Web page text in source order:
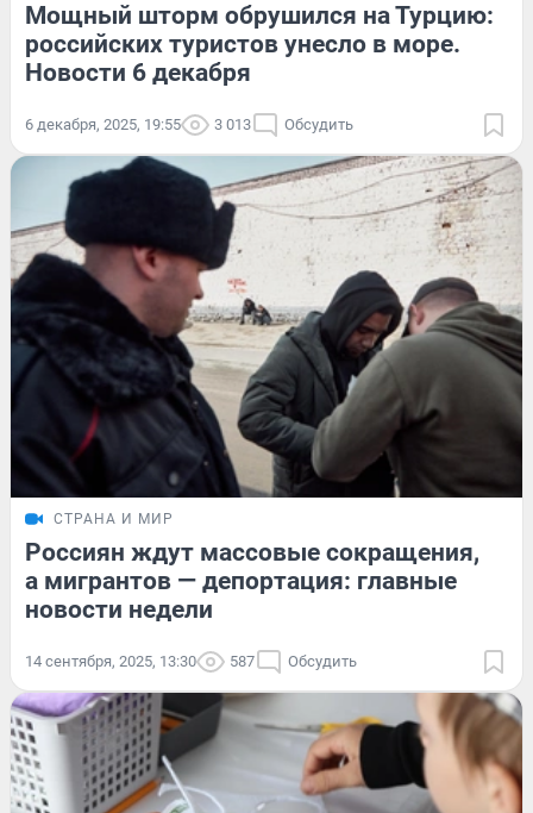
Мощный шторм обрушился на Турцию:
российских туристов унесло в море.
Новости 6 декабря
6 декабря, 2025, 19:55 3 013 Обсудить
СТРАНА И МИР
Россиян ждут массовые сокращения,
а мигрантов — депортация: главные
новости недели
14 сентября, 2025, 13:30 587 Обсудить